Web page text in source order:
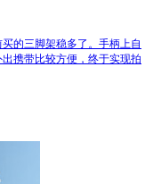
的三脚架稳多了。手柄上自
携带比较方便，终于实现拍